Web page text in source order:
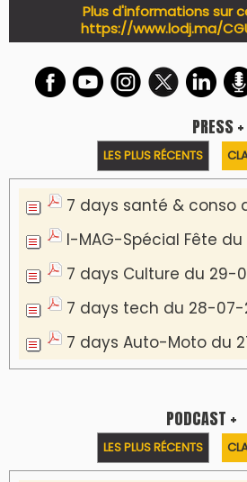
Plus d'informations sur
https://www.lodj.ma/
PRESS +
LES PLUS RÉCENTS
7 days santé & conso
I-MAG-Spécial Fête du
7 days Culture du 29-
7 days tech du 28-07-
7 days Auto-Moto du
PODCAST +
LES PLUS RÉCENTS